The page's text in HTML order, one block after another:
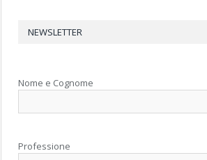
NEWSLETTER
Nome e Cognome
Professione